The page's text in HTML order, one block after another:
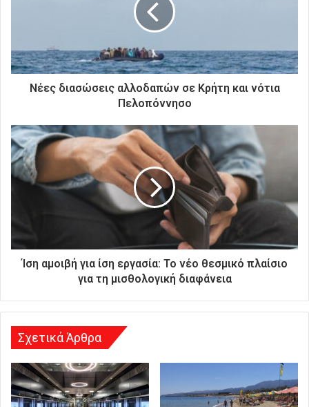
κ
τ
ι
κ
ή
σ
ν
Νέες διασώσεις αλλοδαπών σε Κρήτη και νότια
Πελοπόννησο
Ίση αμοιβή για ίση εργασία: Το νέο θεσμικό πλαίσιο
για τη μισθολογική διαφάνεια
Σχετικά Άρθρα